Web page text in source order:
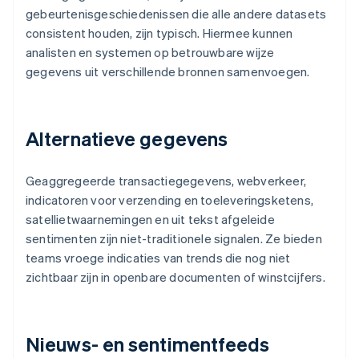
gebeurtenisgeschiedenissen die alle andere datasets
consistent houden, zijn typisch. Hiermee kunnen
analisten en systemen op betrouwbare wijze
gegevens uit verschillende bronnen samenvoegen.
Alternatieve gegevens
Geaggregeerde transactiegegevens, webverkeer,
indicatoren voor verzending en toeleveringsketens,
satellietwaarnemingen en uit tekst afgeleide
sentimenten zijn niet-traditionele signalen. Ze bieden
teams vroege indicaties van trends die nog niet
zichtbaar zijn in openbare documenten of winstcijfers.
Nieuws- en sentimentfeeds